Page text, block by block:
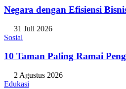
Negara dengan Efisiensi
31 Juli 2026
Sosial
10 Taman Paling Ramai
2 Agustus 2026
Edukasi